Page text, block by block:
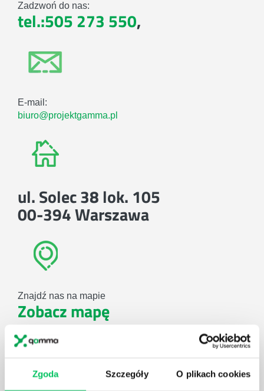
Zgoda Szczegóły O plikach cookies
Zadzwoń do nas:
tel.:505 273 550,
E-mail:
biuro@projektgamma.pl
ul. Solec 38 lok. 105
00-394 Warszawa
Znajdź nas na mapie
Zobacz mapę
ZAPYTAJ O NASZE ROZWIĄZANIA